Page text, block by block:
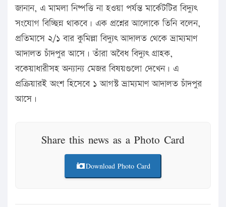
জানান, এ মামলা নিষ্পত্তি না হওয়া পর্যন্ত মার্কেটটির বিদ্যুৎ
সংযোগ বিচ্ছিন্ন থাকবে। এক প্রশ্নের আলোকে তিনি বলেন,
প্রতিমাসে ২/১ বার কুমিল্লা বিদ্যুৎ আদালত থেকে ভ্রাম্যমাণ
আদালত চাঁদপুর আসে। তাঁরা অবৈধ বিদ্যুৎ গ্রাহক,
বকেয়াধারীসহ অন্যান্য মেজর বিষয়গুলো দেখেন। এ
প্রক্রিয়ারই অংশ হিসেবে ১ আগস্ট ভ্রাম্যমাণ আদালত চাঁদপুর
আসে।
Share this news as a Photo Card
Download Photo Card